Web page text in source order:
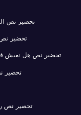
تحضير نص
تحضير نص
تحضير نص هل نعيش
تحضير
تحضير نص